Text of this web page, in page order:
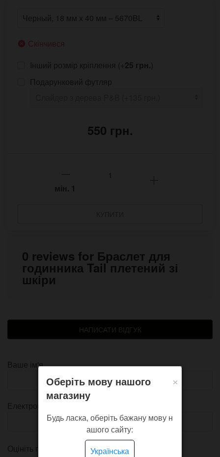
Скінчився
Інший розмір кріплення (+25 грн.)
Подарунковий футляр
550 грн.
мін. 1
0 reviews for Браслет для
годинника Tail плетений зі
шкіри
НАПИСАТИ ВІДГУК
Ваше ім'я
Електронна пошта
Оцініть продукт
×
Оберіть мову нашого
магазину
Будь ласка, оберіть бажану мову н
ашого сайту:
Українська